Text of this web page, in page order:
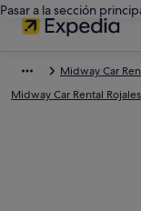
Pasar a la sección
Midway Car
Midway Car Rental Rojales